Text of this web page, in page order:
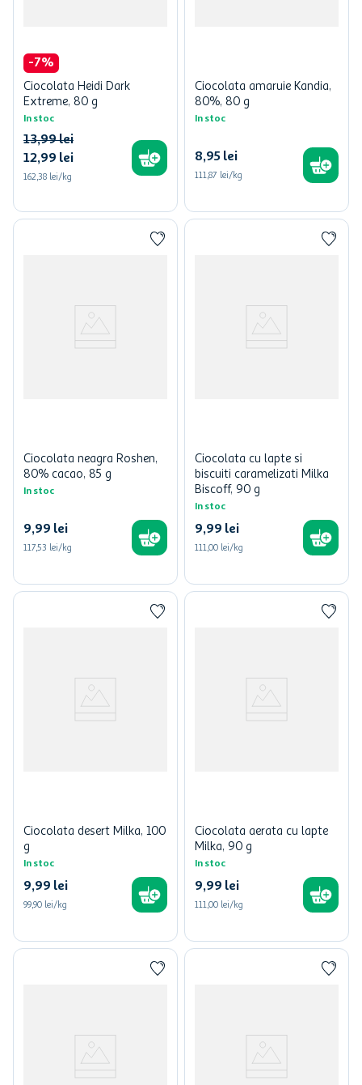
-7%
Ciocolata Heidi Dark
Extreme, 80 g
In stoc
12,99 lei
13,99lei
162,38 lei/kg
Ciocolata amaruie Kandia,
80%, 80 g
In stoc
8,95 lei
111,87 lei/kg
Ciocolata neagra Roshen,
80% cacao, 85 g
In stoc
9,99 lei
117,53 lei/kg
Ciocolata cu lapte si
biscuiti caramelizati Milka
Biscoff, 90 g
In stoc
9,99 lei
111,00 lei/kg
Ciocolata desert Milka, 100
g
In stoc
9,99 lei
99,90 lei/kg
Ciocolata aerata cu lapte
Milka, 90 g
In stoc
9,99 lei
111,00 lei/kg